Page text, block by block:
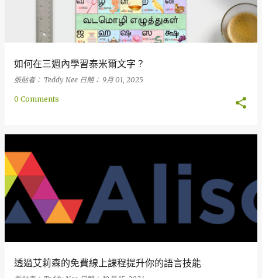
如何在三週內學習泰米爾文字？
張貼者： Teddy Nee 日期： 9月 01, 2025
0 Comments
透過艾莉森的免費線上課程提升你的語言技能